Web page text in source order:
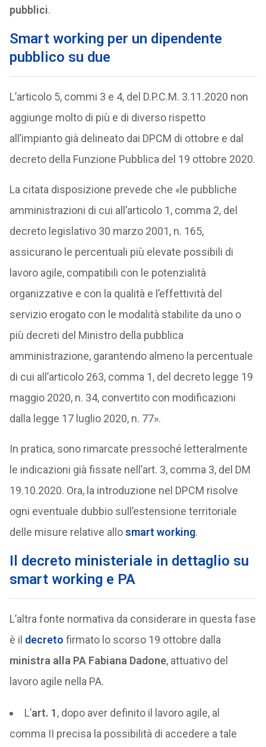
pubblici.
Smart working per un dipendente
pubblico su due
L’articolo 5, commi 3 e 4, del D.P.C.M. 3.11.2020 non
aggiunge molto di più e di diverso rispetto
all’impianto già delineato dai DPCM di ottobre e dal
decreto della Funzione Pubblica del 19 ottobre 2020.
La citata disposizione prevede che «le pubbliche
amministrazioni di cui all’articolo 1, comma 2, del
decreto legislativo 30 marzo 2001, n. 165,
assicurano le percentuali più elevate possibili di
lavoro agile, compatibili con le potenzialità
organizzative e con la qualità e l’effettività del
servizio erogato con le modalità stabilite da uno o
più decreti del Ministro della pubblica
amministrazione, garantendo almeno la percentuale
di cui all’articolo 263, comma 1, del decreto legge 19
maggio 2020, n. 34, convertito con modificazioni
dalla legge 17 luglio 2020, n. 77».
In pratica, sono rimarcate pressoché letteralmente
le indicazioni già fissate nell’art. 3, comma 3, del DM
19.10.2020. Ora, la introduzione nel DPCM risolve
ogni eventuale dubbio sull’estensione territoriale
delle misure relative allosmart working.
Il decreto ministeriale in dettaglio su
smart working e PA
L’altra fonte normativa da considerare in questa fase
è il decreto firmato lo scorso 19 ottobre dalla
ministra alla PA Fabiana Dadone, attuativo del
lavoro agile nella PA.
L’art. 1, dopo aver definito il lavoro agile, al
comma II precisa la possibilità di accedere a tale